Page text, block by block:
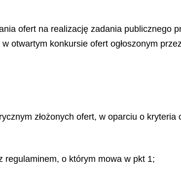
ofert na realizację zadania publicznego
w otwartym konkursie ofert ogłoszonym
złożonych ofert, w oparciu o
o którym mowa w pkt 1;